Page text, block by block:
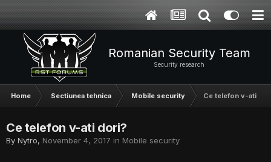
Romanian Security Team
Security research
Home Sectiunea tehnica Mobile security Ce telefon v-ati
Ce telefon v-ati dori?
By Nytro, November 4, 2017 in Mobile security